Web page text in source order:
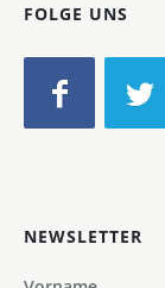
FOLGE UNS
NEWSLETTER